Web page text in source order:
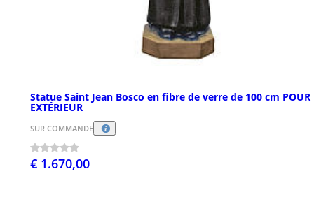
Statue Saint Jean Bosco en fibre de verre de 100 cm POUR
EXTÉRIEUR
SUR COMMANDE
€ 1.670,00